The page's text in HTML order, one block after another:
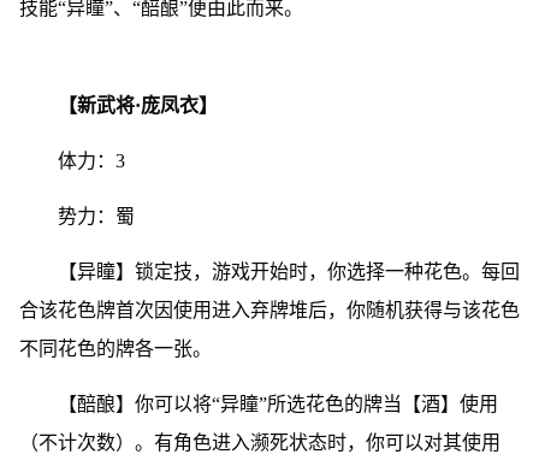
技能“异瞳”、“醅酿”便由此而来。
【新武将·庞凤衣】
体力：3
势力：蜀
【异瞳】锁定技，游戏开始时，你选择一种花色。每回
合该花色牌首次因使用进入弃牌堆后，你随机获得与该花色
不同花色的牌各一张。
【醅酿】你可以将“异瞳”所选花色的牌当【酒】使用
（不计次数）。有角色进入濒死状态时，你可以对其使用